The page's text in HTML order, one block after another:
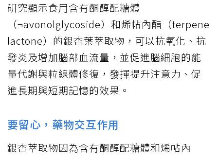
研究顯示食用含有酮醇配糖體
（¬avonolglycoside）和烯帖內酯（terpene
lactone）的銀杏葉萃取物，可以抗氧化、抗
發炎及增加腦部血流量，並促進腦細胞的能
量代謝與粒線體修復，發揮提升注意力、促
進長期與短期記憶的效果。
要留心，藥物交互作用
銀杏萃取物因為含有酮醇配糖體和烯帖內